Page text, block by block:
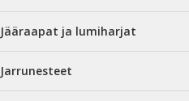
Jääraapat ja lumiharjat
Jarrunesteet